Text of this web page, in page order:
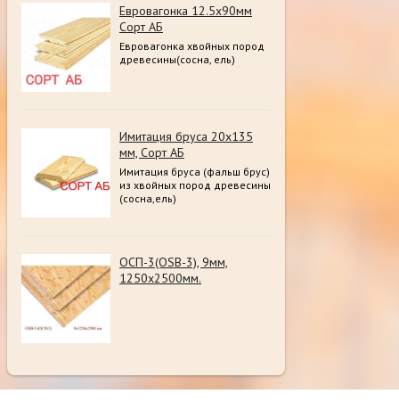
Евровагонка 12.5х90мм
Сорт АБ
Евровагонка хвойных пород
древесины(сосна, ель)
Имитация бруса 20х135
мм, Сорт АБ
Имитация бруса (фальш брус)
из хвойных пород древесины
(сосна,ель)
ОСП-3(OSB-3), 9мм,
1250х2500мм.